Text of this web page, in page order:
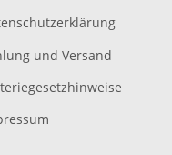
und Versand